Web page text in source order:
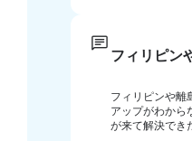
フィリピン
フィリピンや離
アップがわから
が来て解決でき